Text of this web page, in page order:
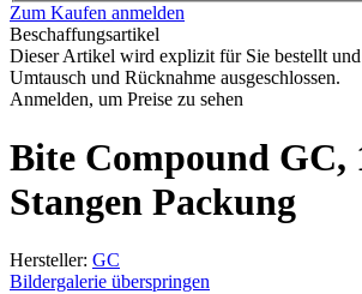
Zum Kaufen anmelden
Beschaffungsartikel
Dieser Artikel wird explizit für Sie bestellt
Umtausch und Rücknahme ausgeschlossen.
Anmelden, um Preise zu sehen
Bite Compound GC,
Stangen Packung
Hersteller: GC
Bildergalerie überspringen